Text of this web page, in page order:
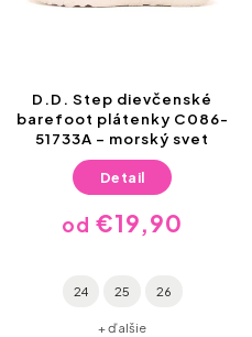
D.D. Step dievčenské
barefoot plátenky C086-
51733A – morský svet
od €19,90
Detail
24 25 26
+ ďalšie